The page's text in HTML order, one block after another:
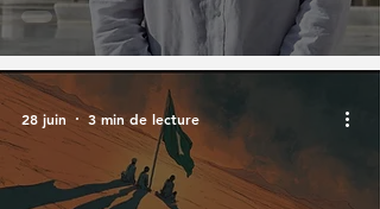
28 juin 3 min de lecture